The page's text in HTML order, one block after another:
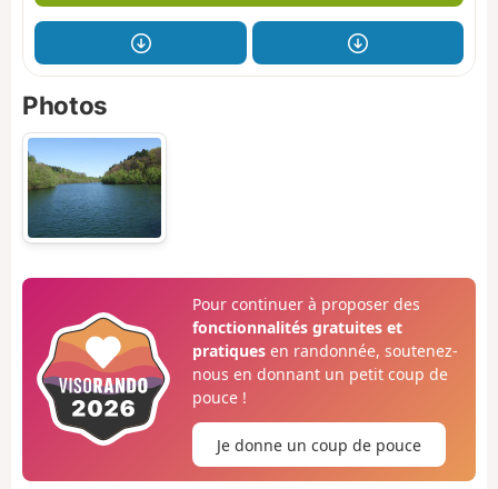
Photos
Pour continuer à proposer des
fonctionnalités gratuites et
pratiquesen randonnée, soutenez-
nous en donnant un petit coup de
pouce !
Je donne un coup de pouce